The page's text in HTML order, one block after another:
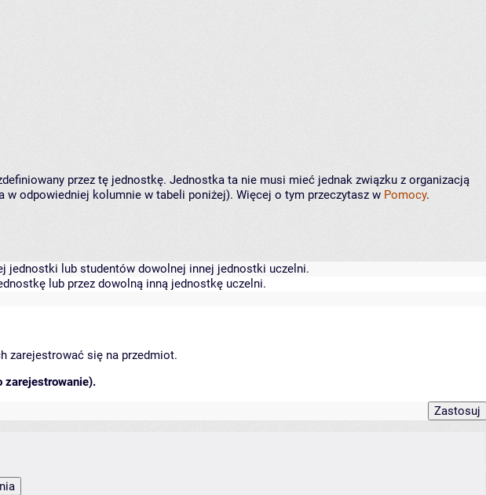
przez tę jednostkę. Jednostka ta nie musi mieć jednak związku z organizacją
odpowiedniej kolumnie w tabeli poniżej). Więcej o tym przeczytasz w Pomocy.
jednostki lub studentów dowolnej innej jednostki uczelni.
lub przez dowolną inną jednostkę uczelni.
zarejestrować się na przedmiot.
zarejestrowanie).